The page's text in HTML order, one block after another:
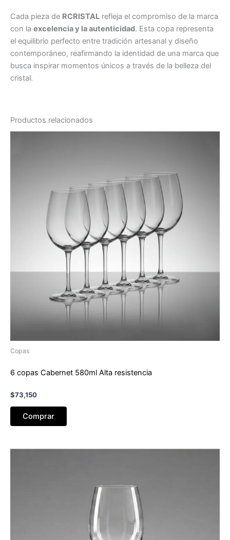
Cada pieza de RCRISTAL refleja el compromiso de la marca
con la excelencia y la autenticidad. Esta copa representa
el equilibrio perfecto entre tradición artesanal y diseño
contemporáneo, reafirmando la identidad de una marca que
busca inspirar momentos únicos a través de la belleza del
cristal.
Productos relacionados
Copas
6 copas Cabernet 580ml Alta resistencia
$73,150
Comprar